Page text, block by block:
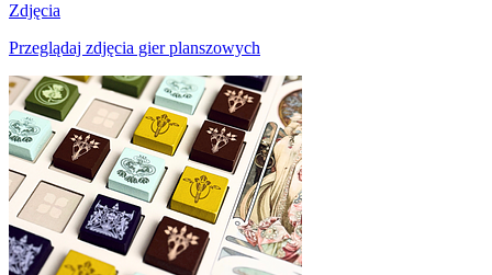
Zdjęcia
Przeglądaj zdjęcia gier planszowych